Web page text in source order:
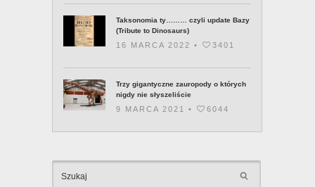
Taksonomia ty……… czyli update Bazy
(Tribute to Dinosaurs)
16 MARCA 2022 • 3401
Trzy gigantyczne zauropody o których
nigdy nie słyszeliście
9 MARCA 2021 • 6044